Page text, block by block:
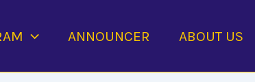
ANNOUNCER ABOUT US